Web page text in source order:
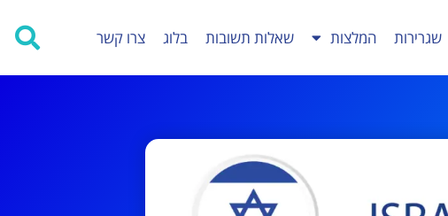
שגרירות המלצות שאלות תשובות בלוג צרו קשר